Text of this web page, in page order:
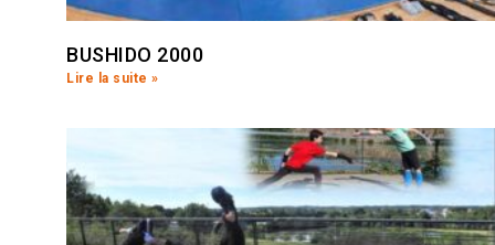
BUSHIDO 2000
Lire la suite »